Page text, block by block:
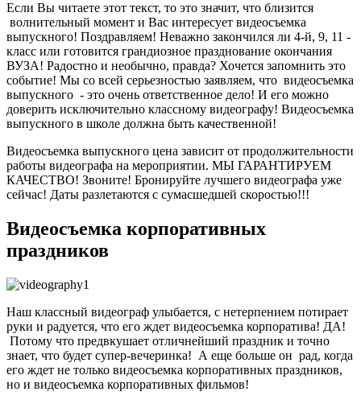
Если Вы читаете этот текст, то это значит, что близится
волнительный момент и Вас интересует видеосъемка
выпускного! Поздравляем! Неважно закончился ли 4-й, 9, 11 -
класс или готовится грандиозное празднование окончания
ВУЗА! Радостно и необычно, правда? Хочется запомнить это
событие! Мы со всей серьезностью заявляем, что видеосъемка
выпускного - это очень ответственное дело! И его можно
доверить исключительно классному видеографу! Видеосъемка
выпускного в школе должна быть качественной!
Видеосъемка выпускного цена зависит от продолжительности
работы видеографа на мероприятии. МЫ ГАРАНТИРУЕМ
КАЧЕСТВО! Звоните! Бронируйте лучшего видеографа уже
сейчас! Даты разлетаются с сумасшедшей скоростью!!!
Видеосъемка корпоративных
праздников
Наш классный видеограф улыбается, с нетерпением потирает
руки и радуется, что его ждет видеосъемка корпоратива! ДА!
Потому что предвкушает отличнейший праздник и точно
знает, что будет супер-вечеринка! А еще больше он рад, когда
его ждет не только видеосъемка корпоративных праздников,
но и видеосъемка корпоративных фильмов!